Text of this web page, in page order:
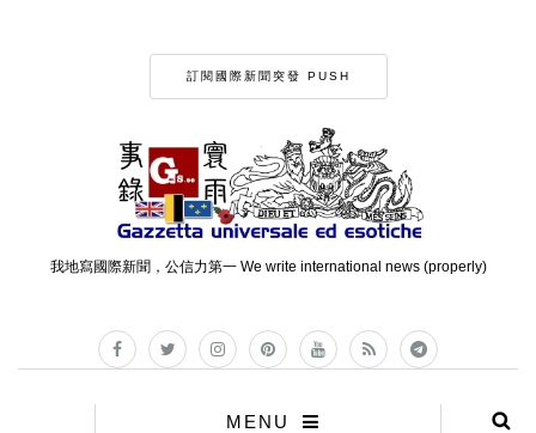
訂閱國際新聞突發 PUSH
我地寫國際新聞，公信力第一 We write international news (properly)
MENU